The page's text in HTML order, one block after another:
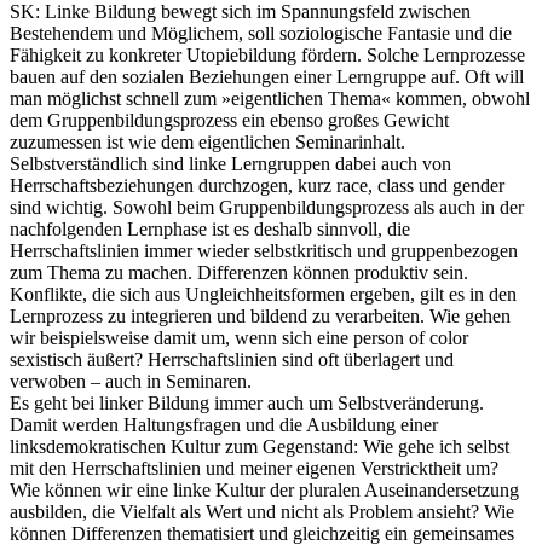
SK: Linke Bildung bewegt sich im Spannungsfeld zwischen
Bestehendem und Möglichem, soll soziologische Fantasie und die
Fähigkeit zu konkreter Utopiebildung fördern. Solche Lernprozesse
bauen auf den sozialen Beziehungen einer Lerngruppe auf. Oft will
man möglichst schnell zum »eigentlichen Thema« kommen, obwohl
dem Gruppenbildungsprozess ein ebenso großes Gewicht
zuzumessen ist wie dem eigentlichen Seminarinhalt.
Selbstverständlich sind linke Lerngruppen dabei auch von
Herrschaftsbeziehungen durchzogen, kurz race, class und gender
sind wichtig. Sowohl beim Gruppenbildungsprozess als auch in der
nachfolgenden Lernphase ist es deshalb sinnvoll, die
Herrschaftslinien immer wieder selbstkritisch und gruppenbezogen
zum Thema zu machen. Differenzen können produktiv sein.
Konflikte, die sich aus Ungleichheitsformen ergeben, gilt es in den
Lernprozess zu integrieren und bildend zu verarbeiten. Wie gehen
wir beispielsweise damit um, wenn sich eine person of color
sexistisch äußert? Herrschaftslinien sind oft überlagert und
verwoben – auch in Seminaren.
Es geht bei linker Bildung immer auch um Selbstveränderung.
Damit werden Haltungsfragen und die Ausbildung einer
linksdemokratischen Kultur zum Gegenstand: Wie gehe ich selbst
mit den Herrschaftslinien und meiner eigenen Verstricktheit um?
Wie können wir eine linke Kultur der pluralen Auseinandersetzung
ausbilden, die Vielfalt als Wert und nicht als Problem ansieht? Wie
können Differenzen thematisiert und gleichzeitig ein gemeinsames